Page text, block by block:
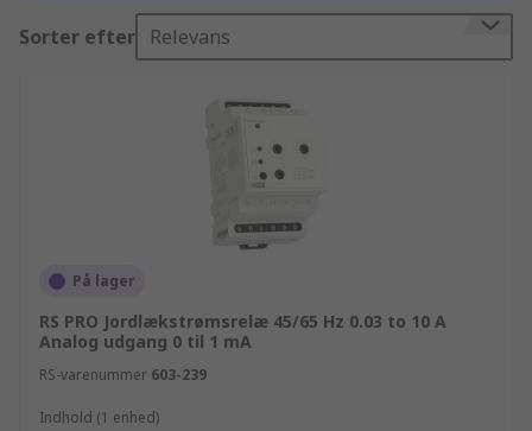
Sorter efter Relevans
På lager
RS PRO Jordlækstrømsrelæ 45/65 Hz 0.03 to 10 A
Analog udgang 0 til 1 mA
RS-varenummer 603-239
Indhold (1 enhed)